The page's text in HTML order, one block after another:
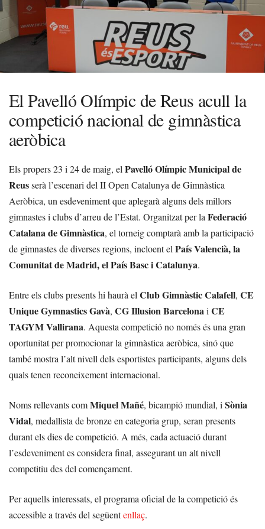
El Pavelló Olímpic de Reus acull la
competició nacional de gimnàstica
aeròbica
Els propers 23 i 24 de maig, el Pavelló Olímpic Municipal de
Reusserà l’escenari del II Open Catalunya de Gimnàstica
Aeròbica, un esdeveniment que aplegarà alguns dels millors
gimnastes i clubs d’arreu de l’Estat. Organitzat per la Federació
Catalana de Gimnàstica, el torneig comptarà amb la participació
de gimnastes de diverses regions, incloent el País Valencià, la
Comunitat de Madrid, el País Basc i Catalunya.
Entre els clubs presents hi haurà el Club Gimnàstic Calafell, CE
Unique Gymnastics Gavà, CG Illusion Barcelonai CE
TAGYM Vallirana. Aquesta competició no només és una gran
oportunitat per promocionar la gimnàstica aeròbica, sinó que
també mostra l’alt nivell dels esportistes participants, alguns dels
quals tenen reconeixement internacional.
Noms rellevants comMiquel Mañé, bicampió mundial, i Sònia
Vidal, medallista de bronze en categoria grup, seran presents
durant els dies de competició. A més, cada actuació durant
l’esdeveniment es considera final, assegurant un alt nivell
competitiu des del començament.
Per aquells interessats, el programa oficial de la competició és
accessible a través del següentenllaç.